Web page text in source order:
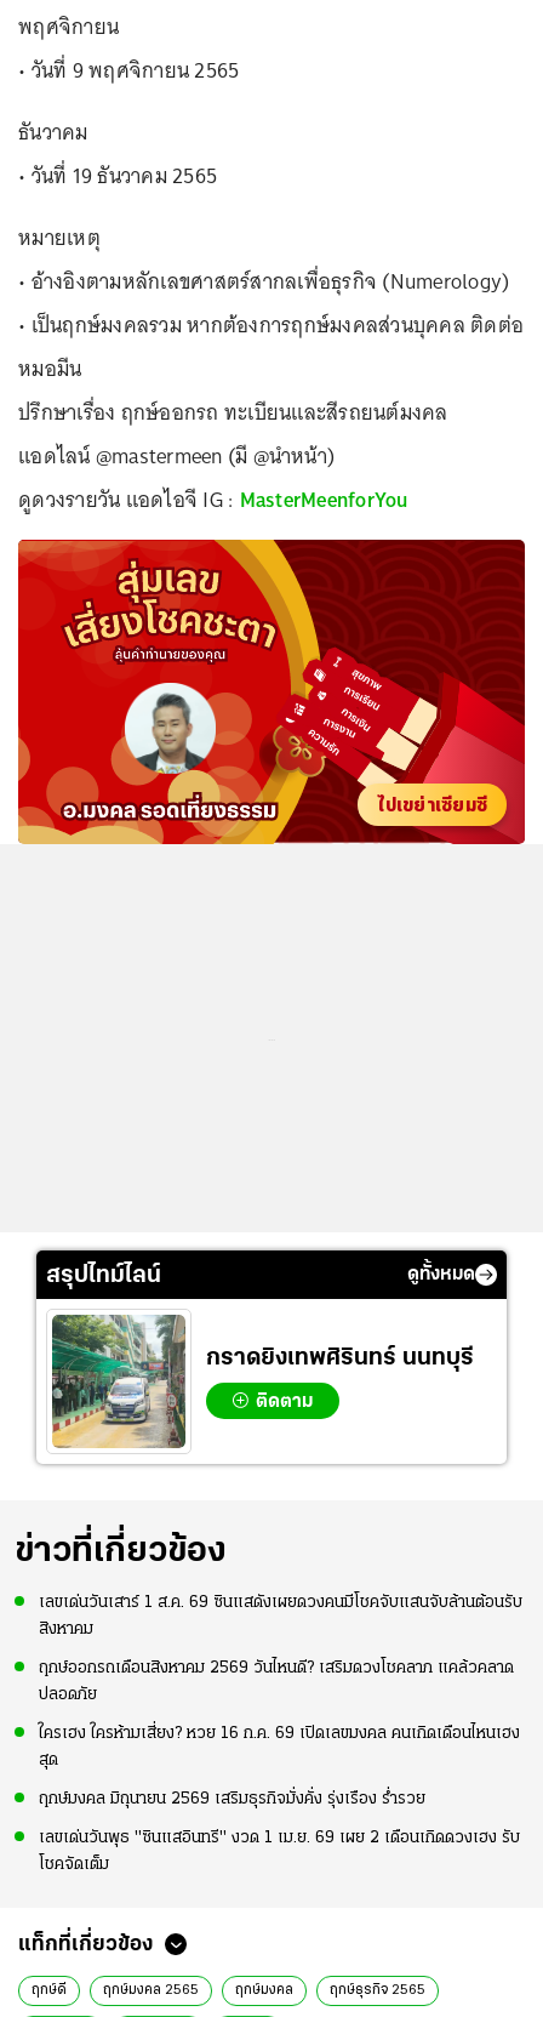
พฤศจิกายน
• วันที่ 9 พฤศจิกายน 2565
ธันวาคม
• วันที่ 19 ธันวาคม 2565
หมายเหตุ
• อ้างอิงตามหลักเลขศาสตร์สากลเพื่อธุรกิจ (Numerology)
• เป็นฤกษ์มงคลรวม หากต้องการฤกษ์มงคลส่วนบุคคล ติดต่อ
หมอมีน
ปรึกษาเรื่อง ฤกษ์ออกรถ ทะเบียนและสีรถยนต์มงคล
แอดไลน์ @mastermeen (มี @นำหน้า)
ดูดวงรายวัน แอดไอจี IG : MasterMeenforYou
ไปเขย่าเซียมซี
สรุปไทม์ไลน์ ดูทั้งหมด
กราดยิงเทพศิรินทร์ นนทบุรี
ติดตาม
ข่าวที่เกี่ยวข้อง
เลขเด่นวันเสาร์ 1 ส.ค. 69 ซินแสดังเผยดวงคนมีโชคจับแสนจับล้านต้อนรับ
สิงหาคม
ฤกษ์ออกรถเดือนสิงหาคม 2569 วันไหนดี? เสริมดวงโชคลาภ แคล้วคลาด
ปลอดภัย
ใครเฮง ใครห้ามเสี่ยง? หวย 16 ก.ค. 69 เปิดเลขมงคล คนเกิดเดือนไหนเฮง
สุด
ฤกษ์มงคล มิถุนายน 2569 เสริมธุรกิจมั่งคั่ง รุ่งเรือง ร่ำรวย
เลขเด่นวันพุธ "ซินแสอินทรี" งวด 1 เม.ย. 69 เผย 2 เดือนเกิดดวงเฮง รับ
โชคจัดเต็ม
แท็กที่เกี่ยวข้อง
ฤกษ์ดี ฤกษ์มงคล 2565 ฤกษ์มงคล ฤกษ์ธุรกิจ 2565